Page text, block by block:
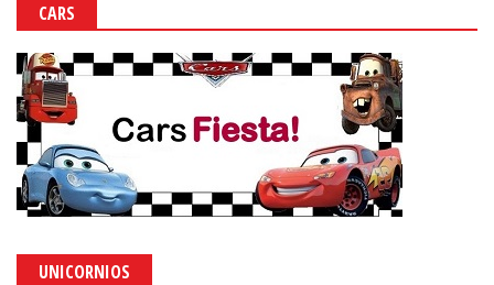
CARS
UNICORNIOS